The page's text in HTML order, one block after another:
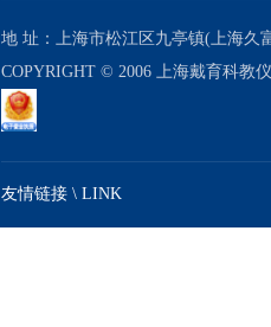
地 址：上海市松江区九亭镇(上海
COPYRIGHT © 2006 上海戴育科
友情链接 \ LINK